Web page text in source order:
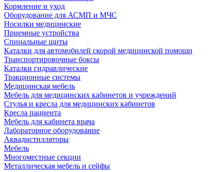
Кормление и уход
Оборудование для АСМП и МЧС
Носилки медицинские
Приемные устройства
Спинальные щиты
Каталки для автомобилей скорой медицинской помощи
Транспортировочные боксы
Каталки гидравлические
Тракционные системы
Медицинская мебель
Мебель для медицинских кабинетов и учреждений
Стулья и кресла для медицинских кабинетов
Кресла пациента
Мебель для кабинета врача
Лабораторное оборудование
Аквадистилляторы
Мебель
Многоместные секции
Металлическая мебель и сейфы